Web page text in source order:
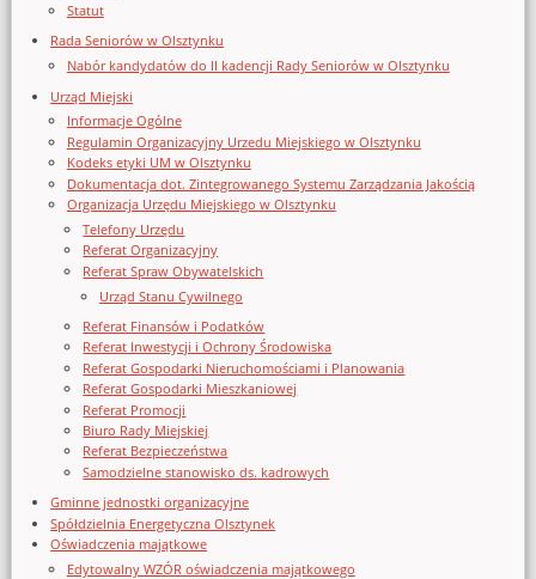
Statut
Rada Seniorów w Olsztynku
Nabór kandydatów do II kadencji Rady Seniorów w Olsztynku
Urząd Miejski
Informacje Ogólne
Regulamin Organizacyjny Urzedu Miejskiego w Olsztynku
Kodeks etyki UM w Olsztynku
Dokumentacja dot. Zintegrowanego Systemu Zarządzania Jakością
Organizacja Urzędu Miejskiego w Olsztynku
Telefony Urzędu
Referat Organizacyjny
Referat Spraw Obywatelskich
Urząd Stanu Cywilnego
Referat Finansów i Podatków
Referat Inwestycji i Ochrony Środowiska
Referat Gospodarki Nieruchomościami i Planowania
Referat Gospodarki Mieszkaniowej
Referat Promocji
Biuro Rady Miejskiej
Referat Bezpieczeństwa
Samodzielne stanowisko ds. kadrowych
Gminne jednostki organizacyjne
Spółdzielnia Energetyczna Olsztynek
Oświadczenia majątkowe
Edytowalny WZÓR oświadczenia majątkowego